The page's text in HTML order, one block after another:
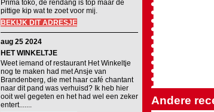
Prima toko, de rendang is top maar de
pittige kip wat te zoet voor mij.
BEKIJK DIT ADRESJE
aug 25 2024
HET WINKELTJE
Weet iemand of restaurant Het Winkeltje
nog te maken had met Ansje van
Brandenberg, die met haar café chantant
naar dit pand was verhuisd? Ik heb hier
ooit wel gegeten en het had wel een zeker
entert.......
Andere